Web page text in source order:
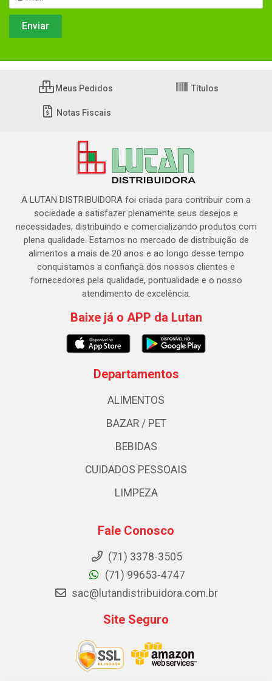
Meus Pedidos Títulos
Notas Fiscais
A LUTAN DISTRIBUIDORA foi criada para contribuir com a
sociedade a satisfazer plenamente seus desejos e
necessidades, distribuindo e comercializando produtos com
plena qualidade. Estamos no mercado de distribuição de
alimentos a mais de 20 anos e ao longo desse tempo
conquistamos a confiança dos nossos clientes e
fornecedores pela qualidade, pontualidade e o nosso
atendimento de excelência.
Baixe já o APP da Lutan
Departamentos
ALIMENTOS
BAZAR / PET
BEBIDAS
CUIDADOS PESSOAIS
LIMPEZA
Fale Conosco
(71) 3378-3505
(71) 99653-4747
sac@lutandistribuidora.com.br
Site Seguro